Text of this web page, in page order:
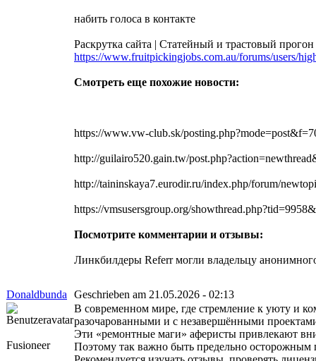
набить голоса в контакте
Раскрутка сайта | Статейный и трастовый
https://www.fruitpickingjobs.com.au/forums/users/
Смотреть еще похожие новости:
https://www.vw-club.sk/
http://guilairo520.gain.tw/
http://taininskaya7.eurodir.ru/index.php/forum/
https://vmsusersgroup.org/
Посмотрите комментарии и отзывы:
Линкбилдеры Referr могли владельцу
Donaldbunda Geschrieben am 21.05.2026 - 02:13
Fusioneer
В современном мире, где стремление к уюту и
разочарованными и с незавершёнными
Эти «ремонтные маги» аферисты привлекают
Поэтому так важно быть предельно